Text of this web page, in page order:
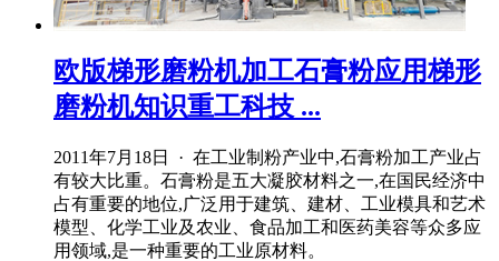
欧版梯形磨粉机加工石膏粉应用梯形
磨粉机知识重工科技 ...
2011年7月18日 · 在工业制粉产业中,石膏粉加工产业占
有较大比重。石膏粉是五大凝胶材料之一,在国民经济中
占有重要的地位,广泛用于建筑、建材、工业模具和艺术
模型、化学工业及农业、食品加工和医药美容等众多应
用领域,是一种重要的工业原材料。